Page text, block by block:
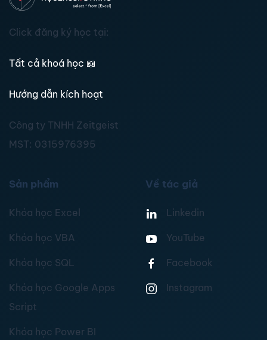
Click đăng ký học tại:
Tất cả khoá học 📖
Hướng dẫn kích hoạt
Công ty TNHH Zeitgeist
MST: 0315976395
Sản phẩm
Khóa học Excel
Khóa học VBA
Khóa học SQL
Khóa học Google Apps
Script
Khóa học Power BI
Về tác giả
Linkedin
YouTube
Facebook
Instagram